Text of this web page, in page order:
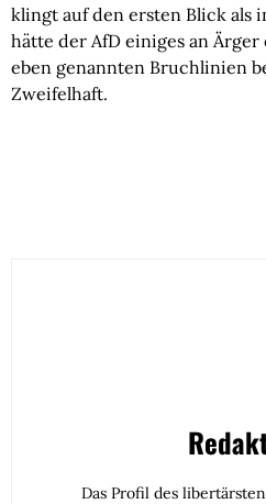
klingt auf den ersten Blick als
hätte der AfD einiges an
eben genannten Bruchlinien
Zweifelhaft.
Das Profil des